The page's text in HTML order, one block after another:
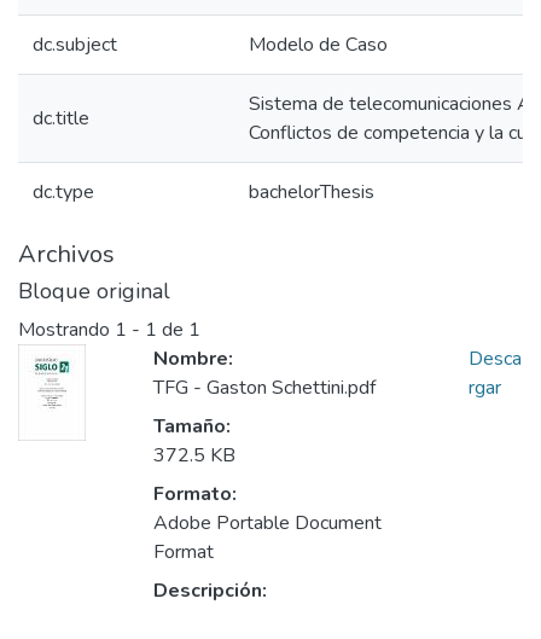
dc.subject Modelo de Caso
dc.title
Sistema de telecomunicaciones
Conflictos de competencia y la
dc.type bachelorThesis
Archivos
Bloque original
Mostrando 1 - 1 de 1
Nombre:
TFG - Gaston Schettini.pdf
Tamaño:
372.5 KB
Formato:
Adobe Portable Document
Format
Descripción:
Desca
rgar